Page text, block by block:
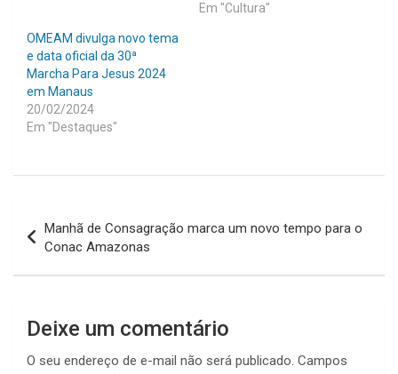
Em "Cultura"
OMEAM divulga novo tema
e data oficial da 30ª
Marcha Para Jesus 2024
em Manaus
20/02/2024
Em "Destaques"
de
Post
Manhã de Consagração marca um novo tempo para o
Conac Amazonas
Deixe um comentário
O seu endereço de e-mail não será publicado. Campos